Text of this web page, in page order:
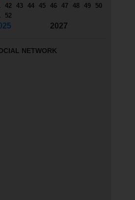
42 43 44 45 46 47 48 49
50
52
2027
NETWORK